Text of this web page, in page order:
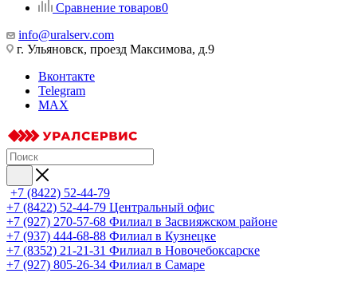
Сравнение товаров0
info@uralserv.com
г. Ульяновск, проезд Максимова, д.9
Вконтакте
Telegram
MAX
+7 (8422) 52-44-79
+7 (8422) 52-44-79 Центральный офис
+7 (927) 270-57-68 Филиал в Засвияжском районе
+7 (937) 444-68-88 Филиал в Кузнецке
+7 (8352) 21-21-31 Филиал в Новочебоксарске
+7 (927) 805-26-34 Филиал в Самаре